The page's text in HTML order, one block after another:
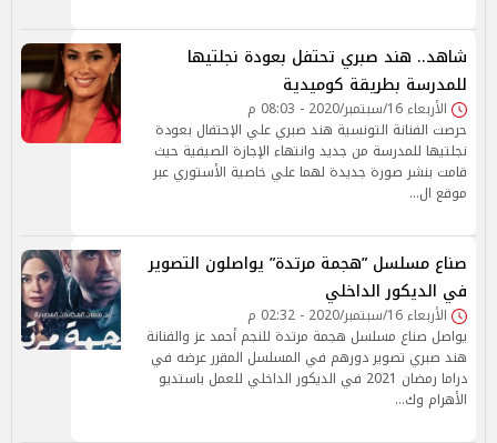
شاهد.. هند صبري تحتفل بعودة نجلتيها
للمدرسة بطريقة كوميدية
الأربعاء 16/سبتمبر/2020 - 08:03 م
حرصت الفنانة التونسية هند صبري علي الإحتفال بعودة
نجلتيها للمدرسة من جديد وانتهاء الإجازة الصيفية حيث
قامت بنشر صورة جديدة لهما علي خاصية الأستوري عبر
موقع ال…
صناع مسلسل ”هجمة مرتدة” يواصلون التصوير
في الديكور الداخلي
الأربعاء 16/سبتمبر/2020 - 02:32 م
يواصل صناع مسلسل هجمة مرتدة للنجم أحمد عز والفنانة
هند صبري تصوير دورهم في المسلسل المقرر عرضه في
دراما رمضان 2021 في الديكور الداخلي للعمل باستديو
الأهرام وك…